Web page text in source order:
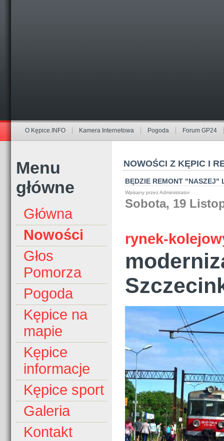
O Kępice.INFO Kamera Internetowa Pogoda Forum GP24
Menu
główne
Główna
Nowości
Głos
Pomorza
Pogoda
Kępice na
mapie
Kępice
informacje
Kępice sport
Galeria
Kontakt
NOWOŚCI Z KĘPIC I
BĘDZIE REMONT "NASZEJ"
Wpisany przez Administrator
Sobota, 19
rynek-